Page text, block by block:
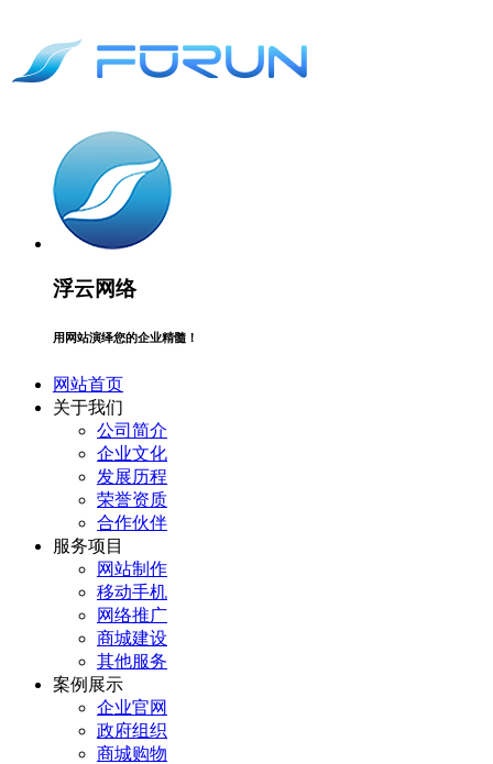
浮云网络
用网站演绎您的企业精髓！
网站首页
关于我们
公司简介
企业文化
发展历程
荣誉资质
合作伙伴
服务项目
网站制作
移动手机
网络推广
商城建设
其他服务
案例展示
企业官网
政府组织
商城购物